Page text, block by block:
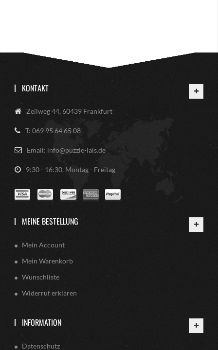
KONTAKT
Zeilweg 44, 60439 Frankfurt
T: 069 95 64 65 08
Email: info@puzzle-lais.de
9:30 - 16:30, Montag - Freitag
MEINE BESTELLUNG
Mein Account
Mein Warenkorb
Wunschliste
Widerruf erklären
INFORMATION
Datenschutz